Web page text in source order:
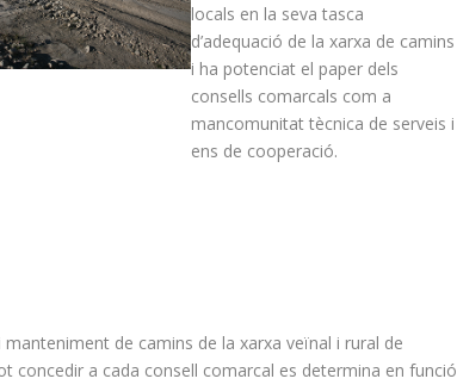
locals en la seva tasca
d’adequació de la xarxa de camins
i ha potenciat el paper dels
consells comarcals com a
mancomunitat tècnica de serveis i
ens de cooperació.
de camins de la xarxa veïnal i rural de
concedir a cada consell comarcal es determina en funció